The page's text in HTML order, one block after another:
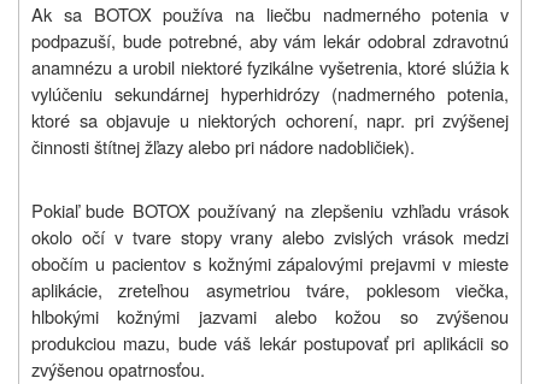
Ak sa BOTOX používa na liečbu nadmerného potenia v
podpazuší, bude potrebné, aby vám lekár odobral zdravotnú
anamnézu a urobil niektoré fyzikálne vyšetrenia, ktoré slúžia k
vylúčeniu sekundárnej hyperhidrózy (nadmerného potenia,
ktoré sa objavuje u niektorých ochorení, napr. pri zvýšenej
činnosti štítnej žľazy alebo pri nádore nadobličiek).
Pokiaľ bude BOTOX používaný na zlepšeniu vzhľadu vrások
okolo očí v tvare stopy vrany alebo zvislých vrások medzi
obočím u pacientov s kožnými zápalovými prejavmi v mieste
aplikácie, zreteľnou asymetriou tváre, poklesom viečka,
hlbokými kožnými jazvami alebo kožou so zvýšenou
produkciou mazu, bude váš lekár postupovať pri aplikácii so
zvýšenou opatrnosťou.